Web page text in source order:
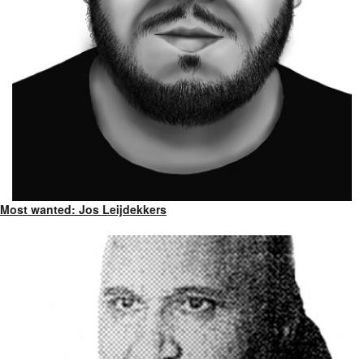
Most wanted: Jos Leijdekkers